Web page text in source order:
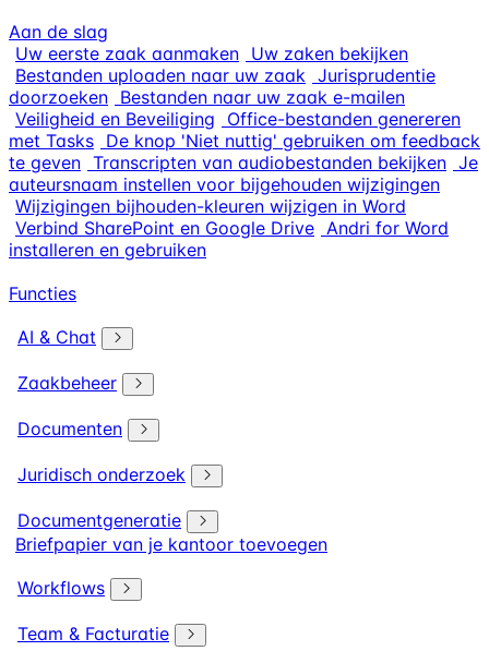
Aan de slag
Uw eerste zaak aanmaken Uw zaken bekijken
Bestanden uploaden naar uw zaak Jurisprudentie
doorzoeken Bestanden naar uw zaak e-mailen
Veiligheid en Beveiliging
Office-bestanden genereren
met Tasks De knop 'Niet nuttig' gebruiken om feedback
te geven Transcripten van audiobestanden bekijken Je
auteursnaam instellen voor bijgehouden wijzigingen
Wijzigingen bijhouden-kleuren wijzigen in Word
Verbind SharePoint en Google Drive Andri for Word
installeren en gebruiken
Functies
AI & Chat
Zaakbeheer
Documenten
Juridisch onderzoek
Documentgeneratie
Briefpapier van je kantoor toevoegen
Workflows
Team & Facturatie